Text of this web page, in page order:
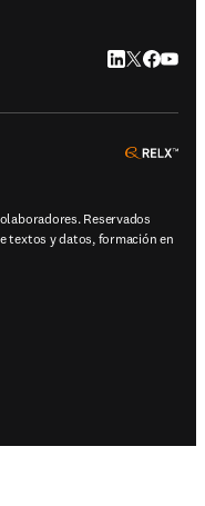
LinkedIn se
Twitter se
Reservados
textos y datos, formación en